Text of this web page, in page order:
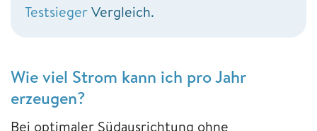
TestsiegerVergleich.
Wie viel Strom kann ich pro Jahr
erzeugen?
Bei optimaler Südausrichtung ohne